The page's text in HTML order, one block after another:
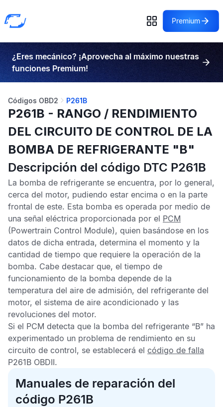
Premium
¿Eres mecánico? ¡Aprovecha al máximo nuestras
funciones Premium!
Códigos OBD2 P261B
P261B - RANGO / RENDIMIENTO
DEL CIRCUITO DE CONTROL DE LA
BOMBA DE REFRIGERANTE "B"
Descripción del código DTC P261B
La bomba de refrigerante se encuentra, por lo general,
cerca del motor, pudiendo estar encima o en la parte
frontal de este. Esta bomba es operada por medio de
una señal eléctrica proporcionada por el PCM
(Powertrain Control Module), quien basándose en los
datos de dicha entrada, determina el momento y la
cantidad de tiempo que requiere la operación de la
bomba. Cabe destacar que, el tiempo de
funcionamiento de la bomba depende de la
temperatura del aire de admisión, del refrigerante del
motor, el sistema de aire acondicionado y las
revoluciones del motor.
Si el PCM detecta que la bomba del refrigerante “B” ha
experimentado un problema de rendimiento en su
circuito de control, se establecerá el código de falla
P261B OBDII.
Manuales de reparación del
código P261B